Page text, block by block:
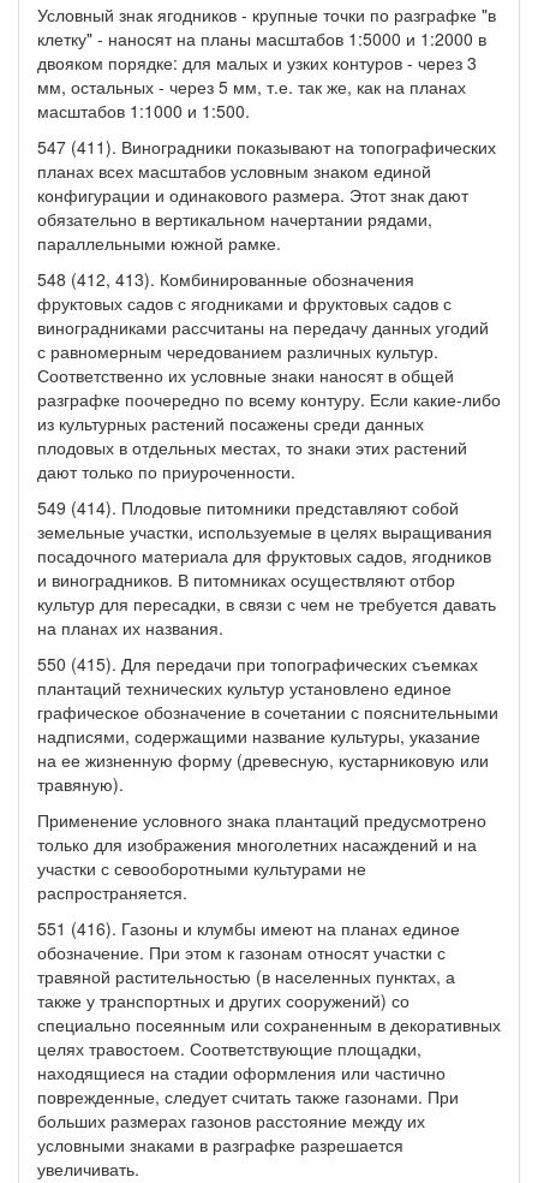
Условный знак ягодников - крупные точки по разграфке "в
клетку" - наносят на планы масштабов 1:5000 и 1:2000 в
двояком порядке: для малых и узких контуров - через 3
мм, остальных - через 5 мм, т.е. так же, как на планах
масштабов 1:1000 и 1:500.
547 (411). Виноградники показывают на топографических
планах всех масштабов условным знаком единой
конфигурации и одинакового размера. Этот знак дают
обязательно в вертикальном начертании рядами,
параллельными южной рамке.
548 (412, 413). Комбинированные обозначения
фруктовых садов с ягодниками и фруктовых садов с
виноградниками рассчитаны на передачу данных угодий
с равномерным чередованием различных культур.
Соответственно их условные знаки наносят в общей
разграфке поочередно по всему контуру. Если какие-либо
из культурных растений посажены среди данных
плодовых в отдельных местах, то знаки этих растений
дают только по приуроченности.
549 (414). Плодовые питомники представляют собой
земельные участки, используемые в целях выращивания
посадочного материала для фруктовых садов, ягодников
и виноградников. В питомниках осуществляют отбор
культур для пересадки, в связи с чем не требуется давать
на планах их названия.
550 (415). Для передачи при топографических съемках
плантаций технических культур установлено единое
графическое обозначение в сочетании с пояснительными
надписями, содержащими название культуры, указание
на ее жизненную форму (древесную, кустарниковую или
травяную).
Применение условного знака плантаций предусмотрено
только для изображения многолетних насаждений и на
участки с севооборотными культурами не
распространяется.
551 (416). Газоны и клумбы имеют на планах единое
обозначение. При этом к газонам относят участки с
травяной растительностью (в населенных пунктах, а
также у транспортных и других сооружений) со
специально посеянным или сохраненным в декоративных
целях травостоем. Соответствующие площадки,
находящиеся на стадии оформления или частично
поврежденные, следует считать также газонами. При
больших размерах газонов расстояние между их
условными знаками в разграфке разрешается
увеличивать.